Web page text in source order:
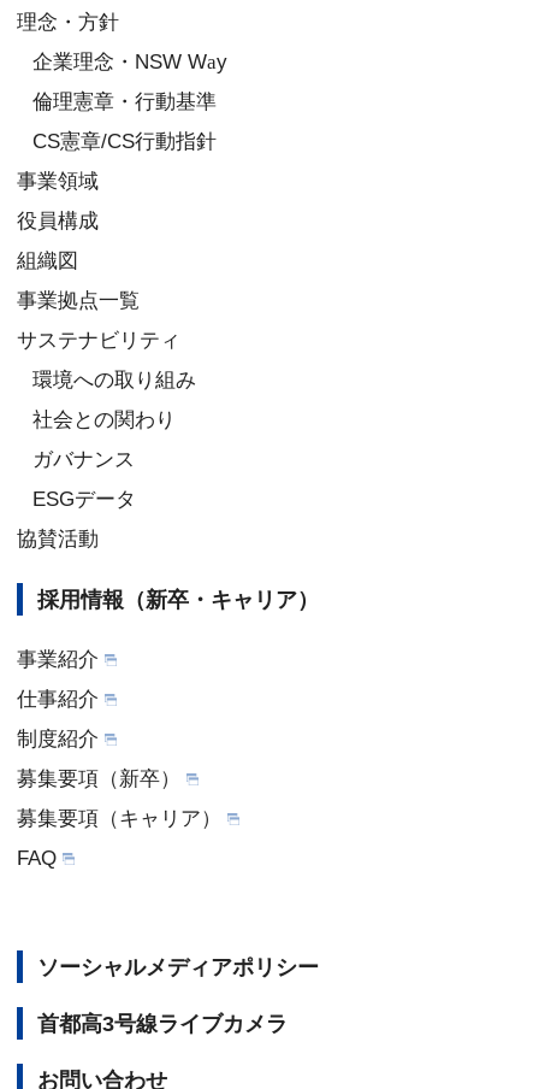
理念・方針
企業理念・NSW Way
倫理憲章・行動基準
CS憲章/CS行動指針
事業領域
役員構成
組織図
事業拠点一覧
サステナビリティ
環境への取り組み
社会との関わり
ガバナンス
ESGデータ
協賛活動
採用情報（新卒・キャリア）
事業紹介
仕事紹介
制度紹介
募集要項（新卒）
募集要項（キャリア）
FAQ
ソーシャルメディアポリシー
首都高3号線ライブカメラ
お問い合わせ